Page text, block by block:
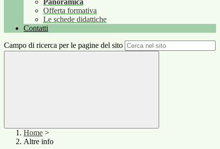
Panoramica
Offerta formativa
Le schede didattiche
Contatti
Campo di ricerca per le pagine del sito
Home >
Altre info